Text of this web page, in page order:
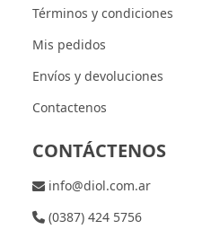
Términos y condiciones
Mis pedidos
Envíos y devoluciones
Contactenos
CONTÁCTENOS
info@diol.com.ar
(0387) 424 5756